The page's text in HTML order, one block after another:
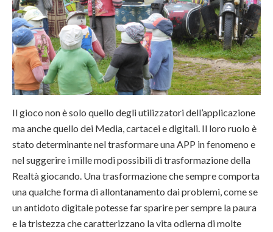
Il gioco non è solo quello degli utilizzatori dell’applicazione
ma anche quello dei Media, cartacei e digitali. Il loro ruolo è
stato determinante nel trasformare una APP in fenomeno e
nel suggerire i mille modi possibili di trasformazione della
Realtà giocando. Una trasformazione che sempre comporta
una qualche forma di allontanamento dai problemi, come se
un antidoto digitale potesse far sparire per sempre la paura
e la tristezza che caratterizzano la vita odierna di molte